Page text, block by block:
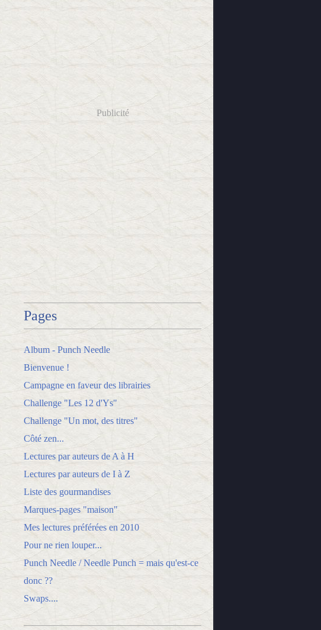
Publicité
Pages
Album - Punch Needle
Bienvenue !
Campagne en faveur des librairies
Challenge "Les 12 d'Ys"
Challenge "Un mot, des titres"
Côté zen...
Lectures par auteurs de A à H
Lectures par auteurs de I à Z
Liste des gourmandises
Marques-pages "maison"
Mes lectures préférées en 2010
Pour ne rien louper...
Punch Needle / Needle Punch = mais qu'est-ce
donc ??
Swaps....